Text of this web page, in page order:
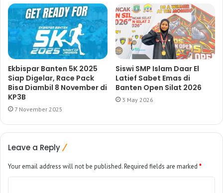
Ekbispar Banten 5K 2025
Siap Digelar, Race Pack
Bisa Diambil 8 November di
KP3B
7 November 2025
Siswi SMP Islam Daar El
Latief Sabet Emas di
Banten Open Silat 2026
3 May 2026
Leave a Reply
Your email address will not be published.Required fields are marked *